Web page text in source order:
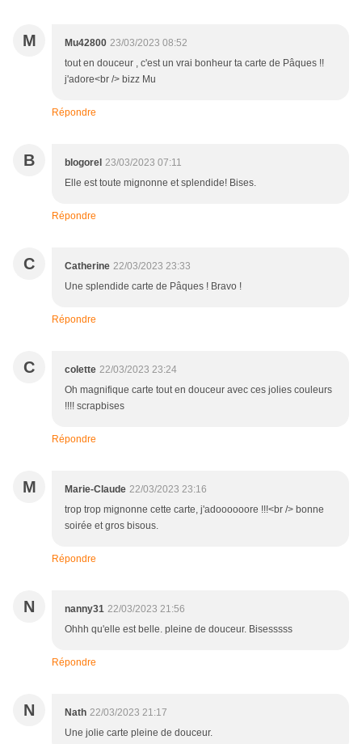
M Mu42800 23/03/2023 08:52
tout en douceur , c'est un vrai bonheur ta carte de Pâques !!
j'adore<br /> bizz Mu
Répondre
B blogorel 23/03/2023 07:11
Elle est toute mignonne et splendide! Bises.
Répondre
C Catherine 22/03/2023 23:33
Une splendide carte de Pâques ! Bravo !
Répondre
C colette 22/03/2023 23:24
Oh magnifique carte tout en douceur avec ces jolies couleurs
!!!! scrapbises
Répondre
M Marie-Claude 22/03/2023 23:16
trop trop mignonne cette carte, j'adoooooore !!!<br /> bonne
soirée et gros bisous.
Répondre
N nanny31 22/03/2023 21:56
Ohhh qu'elle est belle. pleine de douceur. Bisesssss
Répondre
N Nath 22/03/2023 21:17
Une jolie carte pleine de douceur.